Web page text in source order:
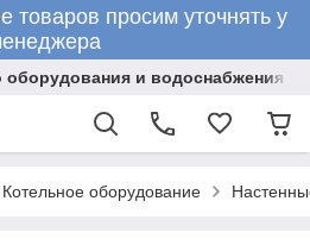
товаров просим уточнять у
оборудования и водоснабжения
Котельное оборудование